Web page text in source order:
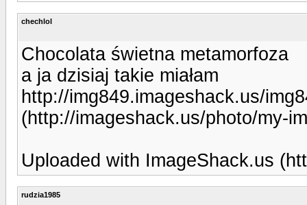
chechlol
Chocolata świetna metamorfoza
a ja dzisiaj takie miałam
http://img849.imageshack.us/
(http://imageshack.us/photo/my-
Uploaded with ImageShack.us
rudzia1985